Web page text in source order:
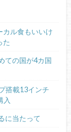
カル食もいいけ
た
ての国が4カ国
搭載13インチ
入
に当たって